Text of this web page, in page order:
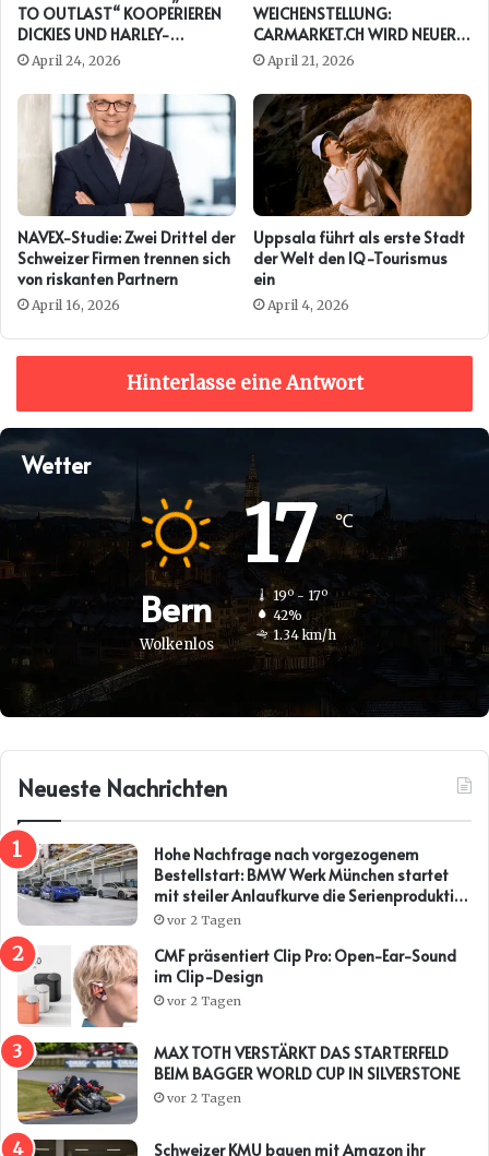
TO OUTLAST“ KOOPERIEREN
DICKIES UND HARLEY-
DAVIDSON ERNEUT
April 24, 2026
WEICHENSTELLUNG:
CARMARKET.CH WIRD NEUER
PRESENTING PARTNER DER
AUTO ZÜRICH
April 21, 2026
NAVEX-Studie: Zwei Drittel der
Schweizer Firmen trennen sich
von riskanten Partnern
April 16, 2026
Uppsala führt als erste Stadt
der Welt den IQ-Tourismus
ein
April 4, 2026
Hinterlasse eine Antwort
Wetter
Bern
Wolkenlos
17℃
19º - 17º
42%
1.34 km/h
Neueste Nachrichten
Hohe Nachfrage nach vorgezogenem
Bestellstart: BMW Werk München startet
mit steiler Anlaufkurve die Serienproduktion
des BMW i3*
vor 2 Tagen
CMF präsentiert Clip Pro: Open-Ear-Sound
im Clip-Design
vor 2 Tagen
MAX TOTH VERSTÄRKT DAS STARTERFELD
BEIM BAGGER WORLD CUP IN SILVERSTONE
vor 2 Tagen
Schweizer KMU bauen mit Amazon ihr